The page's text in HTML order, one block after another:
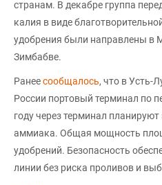
странам. В декабре группа
калия в виде
удобрения были направлены в
Зимбабве.
Ранеесообщалось, что в Усть-
России портовый терминал по
году через терминал
аммиака. Общая мощность
удобрений. Безопасность
линии без риска проливов и